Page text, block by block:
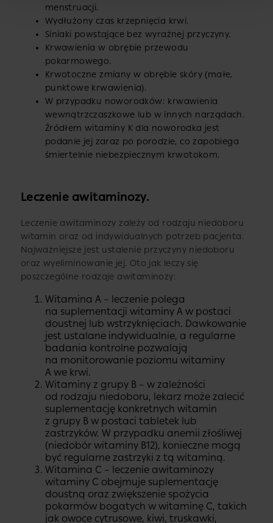
menstruacji.
Wydłużony czas krzepnięcia krwi.
Siniaki powstające bez wyraźnej przyczyny.
Krwawienia w obrębie przewodu
pokarmowego.
Krwotoczne zmiany w obrębie skóry (małe,
punktowe krwawienia).
W przypadku noworodków: krwawienia
wewnątrzczaszkowe lub w innych narządach.
Źródłem witaminy K dla noworodka jest
podanie jej zaraz po porodzie, co zapobiega
śmiertelnie niebezpiecznym krwotokom.
Leczenie awitaminozy.
Leczenie awitaminozy zależy od rodzaju niedoboru
witamin oraz od indywidualnych potrzeb pacjenta.
Najważniejsze jest ustalenie przyczyny niedoboru
oraz wyeliminowanie jej. Oto jak leczy się
poszczególne rodzaje awitaminozy:
Witamina A – leczenie polega
na suplementacji witaminy A w postaci
doustnej lub wstrzyknięciach. Dawkowanie
jest ustalane indywidualnie, a regularne
badania kontrolne pozwalają
na monitorowanie poziomu witaminy
A we krwi.
Witaminy z grupy B – w zależności
od rodzaju niedoboru, lekarz może zalecić
suplementację konkretnych witamin
z grupy B w postaci tabletek lub
zastrzyków. W przypadku anemii złośliwej
(niedobór witaminy B12), konieczne mogą
być regularne zastrzyki z tą witaminą.
Witamina C – leczenie awitaminozy
witaminy C obejmuje suplementację
doustną oraz zwiększenie spożycia
pokarmów bogatych w witaminę C, takich
jak owoce cytrusowe, kiwi, truskawki,